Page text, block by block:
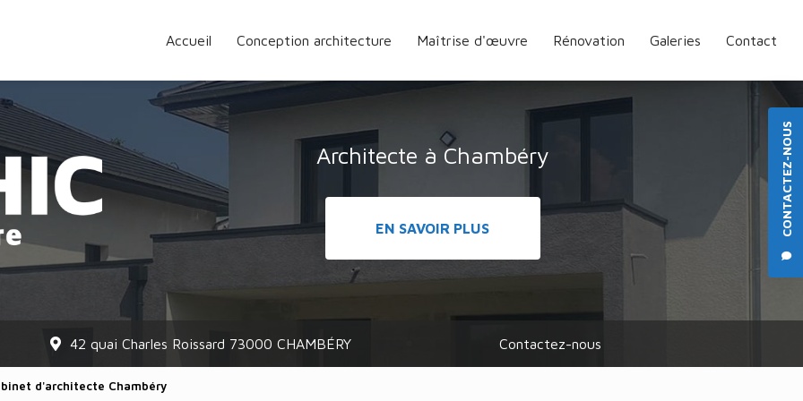
CONTACTEZ-NOUS
Accueil
Conception architecture Maîtrise d'œuvre Rénovation Galeries Contact
Architecte à Chambéry
EN SAVOIR PLUS
42 quai Charles Roissard 73000 CHAMBÉRY Contactez-nous
d'architecte Chambéry